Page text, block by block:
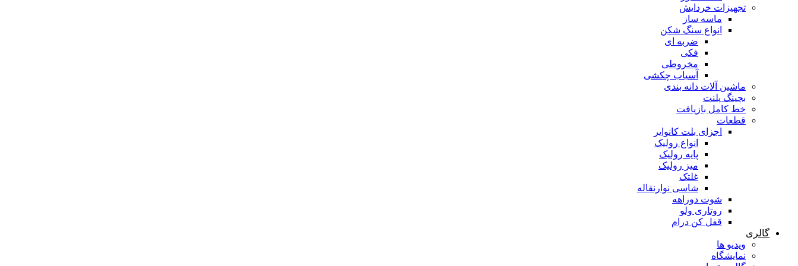
تجهیزات خردایش
ماسه ساز
انواع سنگ شکن
ضربه ای
فکی
مخروطی
آسیاب چکشی
ماشین آلات دانه بندی
بچینگ پلنت
خط کامل بازیافت
قطعات
اجزای بلت کانوایر
انواع رولیک
پایه رولیک
میز رولیک
غلتک
شاسی نوارنقاله
شوت دوراهه
روتاری ولو
قفل کن درام
گالری
ویدیو ها
نمایشگاه